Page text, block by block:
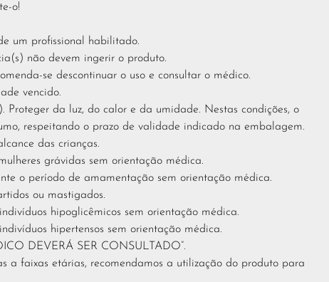
o!
um profissional habilitado.
não devem ingerir o produto.
se descontinuar o uso e consultar o médico.
vencido.
da luz, do calor e da umidade. Nestas condições, o
respeitando o prazo de validade indicado na embalagem.
das crianças.
grávidas sem orientação médica.
o período de amamentação sem orientação médica.
ou mastigados.
hipoglicêmicos sem orientação médica.
hipertensos sem orientação médica.
DEVERÁ SER CONSULTADO”.
a faixas etárias, recomendamos a utilização do produto para